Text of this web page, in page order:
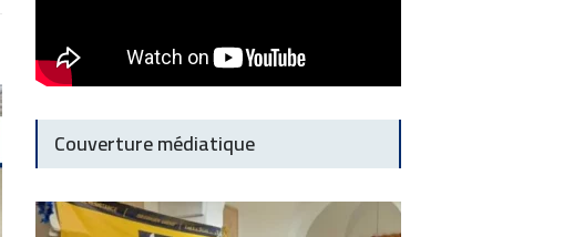
Couverture médiatique